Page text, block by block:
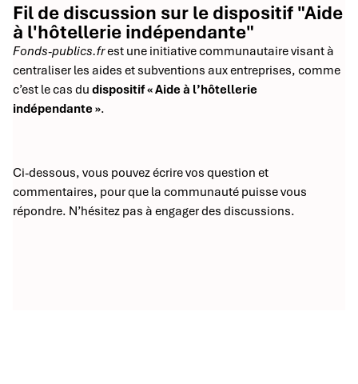
Fil de discussion sur le dispositif "Aide
à l'hôtellerie indépendante"
Fonds-publics.frest une initiative communautaire visant à
centraliser les aides et subventions aux entreprises, comme
c’est le cas du dispositif « Aide à l’hôtellerie
indépendante ».
Ci-dessous, vous pouvez écrire vos question et
commentaires, pour que la communauté puisse vous
répondre. N’hésitez pas à engager des discussions.